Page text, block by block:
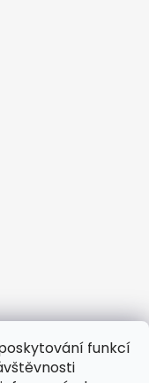
funkcí